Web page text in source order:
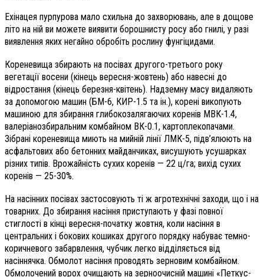
Ехінацея пурпурова мало схильна до захворювань, але в дощове
літо на ній ви можете виявити борошнисту росу або гнилі, у разі
виявлення яких негайно обробіть рослину фунгіцидами.
Кореневища збирають на посівах другого-третього року
вегетації восени (кінець вересня-жовтень) або навесні до
відростання (кінець березня-квітень). Надземну масу видаляють
за допомогою машин (БМ-6, КИР-1.5 та ін.), корені викопують
машиною для збирання глибокозалягаючих коренів МВК-1.4,
валеріанозбиральним комбайном ВК-0.1, картоплекопачами.
Зібрані кореневища миють на мийній лінії ЛМК-5, підв’ялюють на
асфальтових або бетонних майданчиках, висушують усушарках
різних типів. Врожайність сухих коренів — 22 ц/га; вихід сухих
коренів — 25-30%.
На насінних посівах застосовують ті ж агротехнічні заходи, що і на
товарних. До збирання насіння приступають у фазі повної
стиглості в кінці вересня-початку жовтня, коли насіння в
центральних і бокових кошиках другого порядку набуває темно-
коричневого забарвлення, чубчик легко відділяється від
насіннячка. Обмолот насіння проводять зерновим комбайном.
Обмолочений ворох очищають на зерноочисній машині «Петкус-